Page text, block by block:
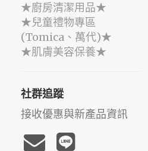
★廚房清潔用品★
★兒童禮物專區
(Tomica、萬代)★
★肌膚美容保養★
社群追蹤
接收優惠與新產品資訊